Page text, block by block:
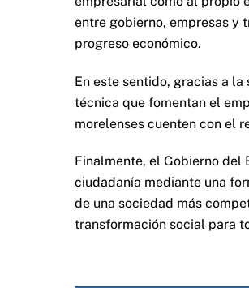
entre gobierno, empresas y
progreso económico.
En este sentido, gracias a
técnica que fomentan el
morelenses cuenten con el
Finalmente, el Gobierno
ciudadanía mediante una
de una sociedad más
transformación social para